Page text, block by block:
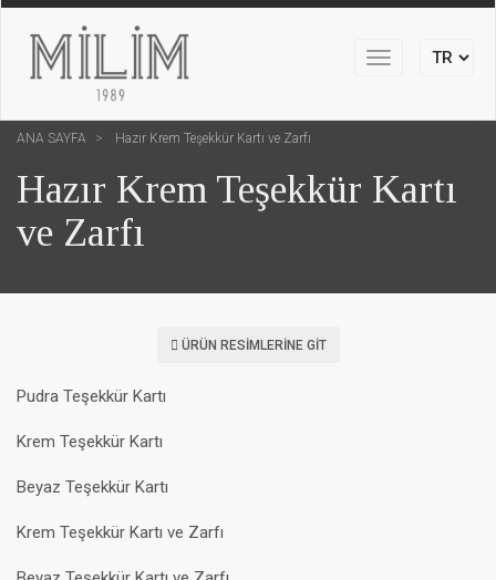
Toggle
ANA SAYFA Hazır Krem Teşekkür Kartı ve Zarfı
Hazır Krem Teşekkür Kartı
ve Zarfı
ÜRÜN RESIMLERINE GIT
Pudra Teşekkür Kartı
Krem Teşekkür Kartı
Beyaz Teşekkür Kartı
Krem Teşekkür Kartı ve Zarfı